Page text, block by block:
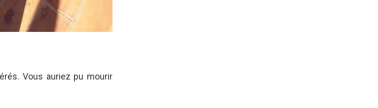
Vous auriez pu mourir